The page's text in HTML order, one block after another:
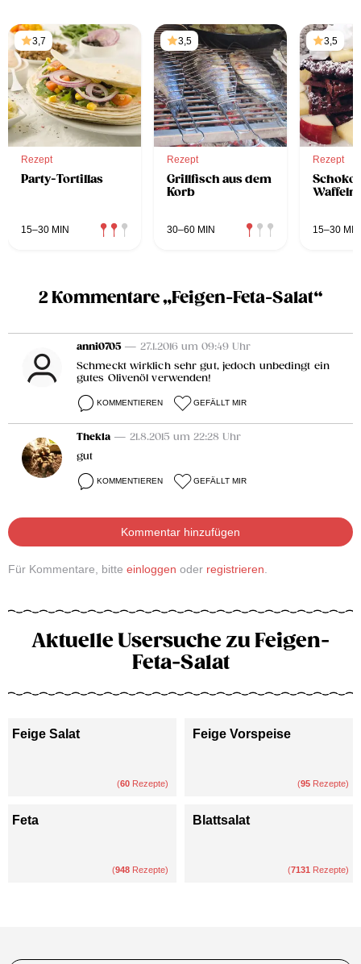
3,7
Rezept
Party-Tortillas
15–30 MIN
3,5
Rezept
Grillfisch aus dem
Korb
30–60 MIN
3,5
Rezept
Waffeln
15–30 MIN
2 Kommentare „Feigen-Feta-Salat“
anni0705 — 27.1.2016 um 09:49 Uhr
Schmeckt wirklich sehr gut, jedoch unbedingt ein
gutes Olivenöl verwenden!
KOMMENTIEREN GEFÄLLT MIR
Thekla — 21.8.2015 um 22:28 Uhr
gut
KOMMENTIEREN GEFÄLLT MIR
Kommentar hinzufügen
Für Kommentare, bitte einloggen oder registrieren.
Aktuelle Usersuche zu Feigen-
Feta-Salat
Feige Salat
(60 Rezepte)
Feige Vorspeise
(95 Rezepte)
Feta
(948 Rezepte)
Blattsalat
(7131 Rezepte)